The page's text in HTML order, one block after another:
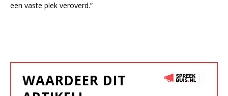
een vaste plek veroverd.”
WAARDEER DIT